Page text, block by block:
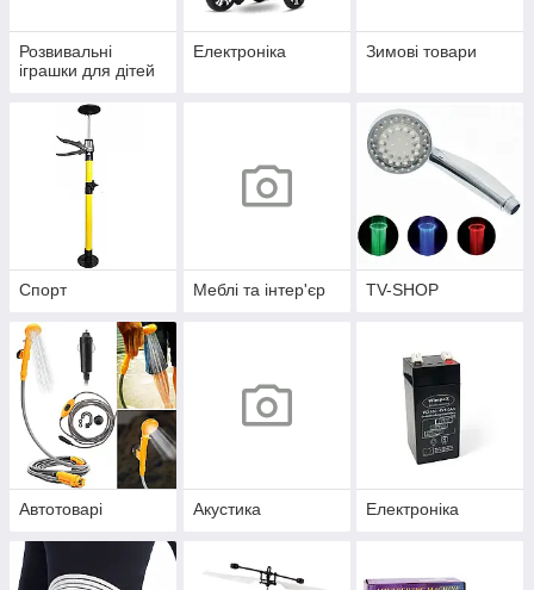
Розвивальні
іграшки для дітей
Електроніка Зимові товари
Спорт Меблі та інтер'єр TV-SHOP
Автотоварі Акустика Електроніка